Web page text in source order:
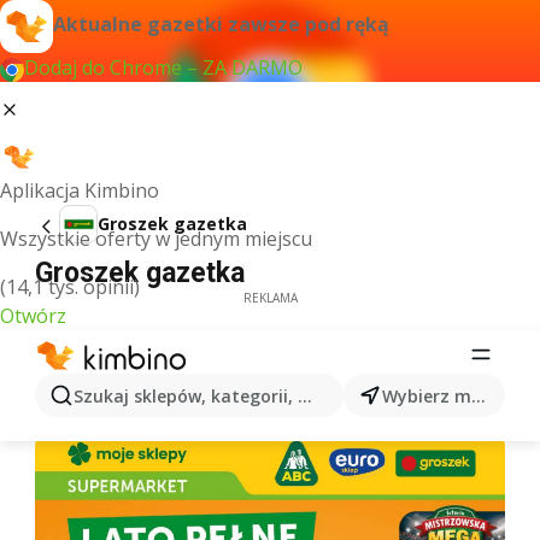
Aktualne gazetki zawsze pod ręką
Dodaj do Chrome – ZA DARMO
Aplikacja Kimbino
Wszystkie oferty w jednym miejscu
(14,1 tys. opinii)
Otwórz
Szukaj sklepów, kategorii, produktów... Wybierz miasto
Groszek gazetka
Groszek gazetka
REKLAMA